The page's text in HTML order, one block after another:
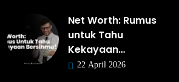
Net Worth: Rumus
untuk Tahu
Kekayaan…
22 April 2026